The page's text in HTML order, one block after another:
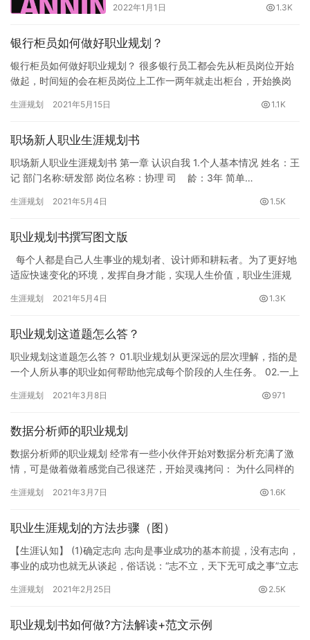
2022年1月1日 1.3K
银行柜员如何做好职业规划？
银行柜员如何做好职业规划？ 很多银行员工都会先从柜员岗位开始
做起，时间短的会在柜员岗位上工作一两年就走出柜台，开始换岗
久，才…
生涯规划 2021年5月15日 1.1K
职场新人职业生涯规划书
职场新人职业生涯规划书 第一章 认识自我 1.个人基本情况 姓名：王
记 部门名称:研发部 岗位名称：协理 司 龄：3年 简单…
生涯规划 2021年5月4日 1.5K
职业规划书撰写图文版
每个人都是自己人生事业的规划者、设计师和耕耘者。为了更好地
适应快速变化的环境，发挥自身才能，实现人生价值，职业生涯规
容…
生涯规划 2021年5月4日 1.3K
职业规划这道题怎么答？
职业规划这道题怎么答？ 01.职业规划从更深远的层次理解，指的是
一个人所从事的职业如何帮助他完成每个阶段的人生任务。 02.一上
生涯规划 2021年3月8日 971
数据分析师的职业规划
数据分析师的职业规划 经常有一些小伙伴开始对数据分析充满了激
情，可是做着做着感觉自己很迷茫，开始灵魂拷问： 为什么同样的
我…
生涯规划 2021年3月7日 1.6K
职业生涯规划的方法步骤（图）
【生涯认知】 (1)确定志向 志向是事业成功的基本前提，没有志向，
事业的成功也就无从谈起，俗话说：“志不立，天下无可成之事”立志
生涯规划 2021年2月25日 2.5K
职业规划书如何做?方法解读+范文示例